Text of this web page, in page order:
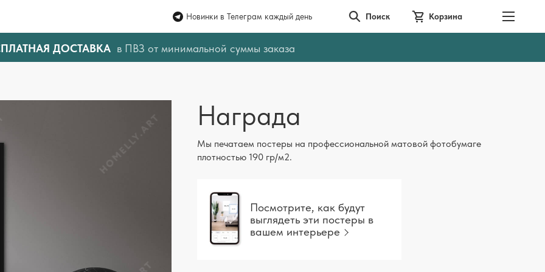
Новинки в Телеграм каждый день Поиск Корзина
ДОСТАВКА в ПВЗ от минимальной суммы заказа
Награда
Мы печатаем постеры на профессиональной матовой фотобумаге
плотностью 190 гр/м2.
Посмотрите, как будут
выглядеть эти постеры в
вашем интерьере